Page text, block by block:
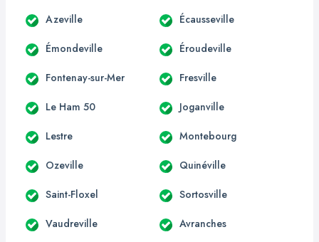
Azeville Écausseville
Émondeville Éroudeville
Fontenay-sur-Mer Fresville
Le Ham 50 Joganville
Lestre Montebourg
Ozeville Quinéville
Saint-Floxel Sortosville
Vaudreville Avranches